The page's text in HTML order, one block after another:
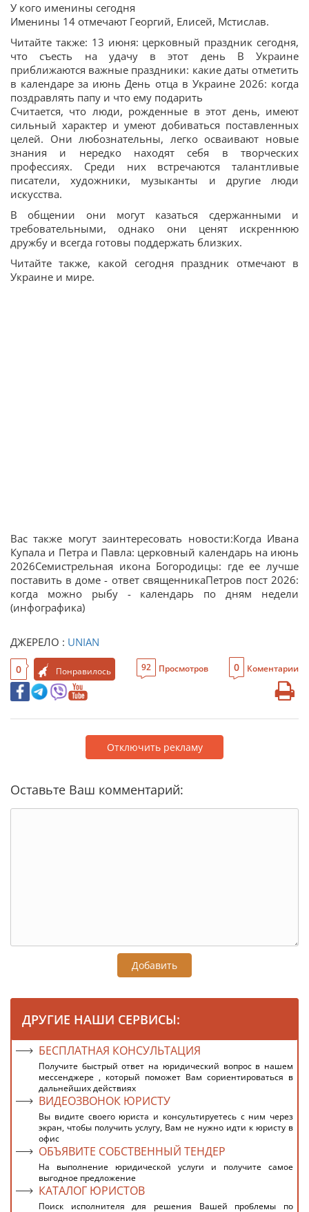
У кого именины сегодня
Именины 14 отмечают Георгий, Елисей, Мстислав.
Читайте также: 13 июня: церковный праздник сегодня,
что съесть на удачу в этот день В Украине
приближаются важные праздники: какие даты отметить
в календаре за июнь День отца в Украине 2026: когда
поздравлять папу и что ему подарить
Считается, что люди, рожденные в этот день, имеют
сильный характер и умеют добиваться поставленных
целей. Они любознательны, легко осваивают новые
знания и нередко находят себя в творческих
профессиях. Среди них встречаются талантливые
писатели, художники, музыканты и другие люди
искусства.
В общении они могут казаться сдержанными и
требовательными, однако они ценят искреннюю
дружбу и всегда готовы поддержать близких.
Читайте также, какой сегодня праздник отмечают в
Украине и мире.
Вас также могут заинтересовать новости:Когда Ивана
Купала и Петра и Павла: церковный календарь на июнь
2026Семистрельная икона Богородицы: где ее лучше
поставить в доме - ответ священникаПетров пост 2026:
когда можно рыбу - календарь по дням недели
(инфографика)
ДЖЕРЕЛО : UNIAN
0 Понравилось 92 Просмотров 0 Коментарии
Отключить рекламу
Оставьте Ваш комментарий:
Добавить
ДРУГИЕ НАШИ СЕРВИСЫ:
БЕСПЛАТНАЯ КОНСУЛЬТАЦИЯ
Получите быстрый ответ на юридический вопрос в нашем
мессенджере , который поможет Вам сориентироваться в
дальнейших действиях
ВИДЕОЗВОНОК ЮРИСТУ
Вы видите своего юриста и консультируетесь с ним через
экран, чтобы получить услугу, Вам не нужно идти к юристу в
офис
ОБЪЯВИТЕ СОБСТВЕННЫЙ ТЕНДЕР
На выполнение юридической услуги и получите самое
выгодное предложение
КАТАЛОГ ЮРИСТОВ
Поиск исполнителя для решения Вашей проблемы по